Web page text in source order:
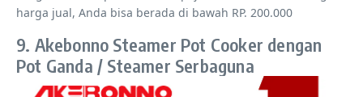
harga jual, Anda bisa berada di bawah RP. 200.000
9. Akebonno Steamer Pot Cooker dengan
Pot Ganda / Steamer Serbaguna